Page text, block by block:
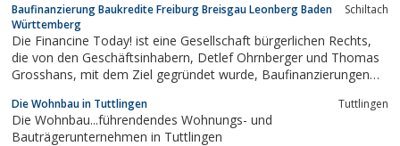
werden können
Baufinanzierung Baukredite Freiburg Breisgau Leonberg Baden
Württemberg
Schiltach
Die Financine Today! ist eine Gesellschaft bürgerlichen Rechts,
die von den Geschäftsinhabern, Detlef Ohrnberger und Thomas
Grosshans, mit dem Ziel gegründet wurde, Baufinanzierungen
kombiniert mit fundamentalem Fachwissen, sind die
erfolgreichen Eckpfeiler eines...
Die Wohnbau in Tuttlingen Tuttlingen
Die Wohnbau...führendendes Wohnungs- und
Bauträgerunternehmen in Tuttlingen